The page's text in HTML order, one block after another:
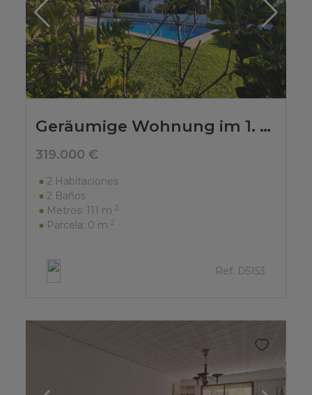
Geräumige Wohnung im 1. Stock in erster Strandlage in Denia
319.000 €
2 Habitaciones
2 Baños
Metros: 111 m 2
Parcela: 0 m 2
Ref. D5153